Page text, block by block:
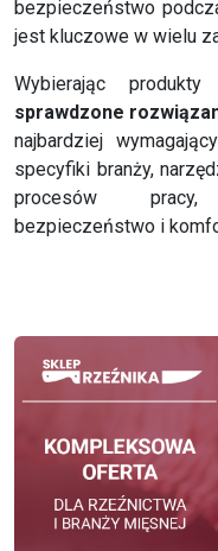
bezpieczeństwo
jest kluczowe w wielu
Wybierając
sprawdzone
najbardziej
specyfiki branży,
procesów pracy,
bezpieczeństwo i